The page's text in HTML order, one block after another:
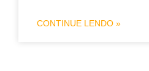
CONTINUE LENDO »